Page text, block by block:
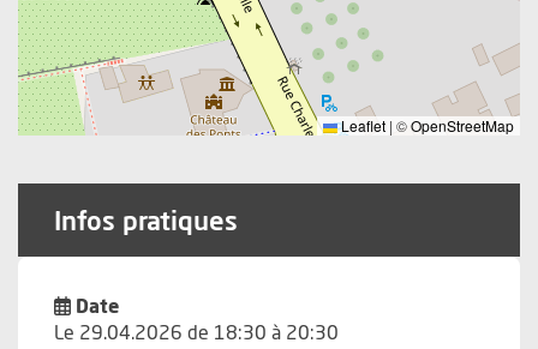
Leaflet | ©OpenStreetMap
Infos pratiques
Date
Le 29.04.2026 de 18:30 à 20:30